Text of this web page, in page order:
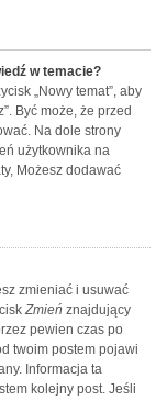
w temacie?
„Nowy temat”, aby
Być może, że przed
Na dole strony
użytkownika na
Możesz dodawać
zmieniać i usuwać
Zmień znajdujący
pewien czas po
twoim postem pojawi
Informacja ta
kolejny post. Jeśli